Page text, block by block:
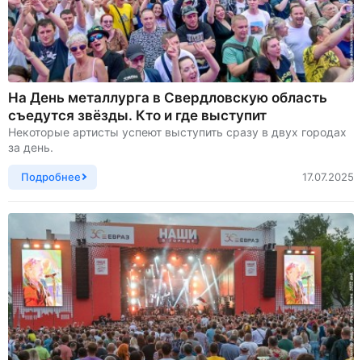
На День металлурга в Свердловскую область
съедутся звёзды. Кто и где выступит
Некоторые артисты успеют выступить сразу в двух городах
за день.
Подробнее 17.07.2025